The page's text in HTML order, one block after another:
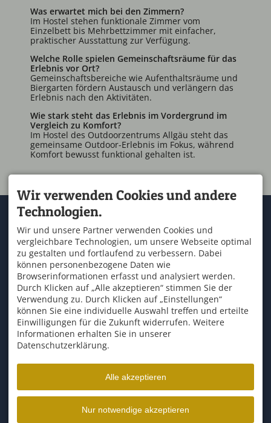
Was erwartet mich bei den Zimmern?
Im Hostel stehen funktionale Zimmer vom
Einzelbett bis Mehrbettzimmer mit einfacher,
praktischer Ausstattung zur Verfügung.
Welche Rolle spielen Gemeinschaftsräume für das
Erlebnis vor Ort?
Gemeinschaftsbereiche wie Aufenthaltsräume und
Biergarten fördern Austausch und verlängern das
Erlebnis nach den Aktivitäten.
Wie stark steht das Erlebnis im Vordergrund im
Vergleich zu Komfort?
Im Hostel des Outdoorzentrums Allgäu steht das
gemeinsame Outdoor-Erlebnis im Fokus, während
Komfort bewusst funktional gehalten ist.
KONTAKT
ALLGÄU
An der Marienbrücke 2
87544 Blaichach
T. +49 8321 67 57 57
F. +49 8321 67 57 58
info@raftingzentrum.de
Kontakt & Anfahrt
Wetter
Schullandheim Allgäu
Newsletteranmeldung
Buchungsbedingungen
ÜBER UNS
Tripadvisor
ÖFFNUNGSZEITEN
Mo - So 13:00-17:00 und
09:00-12:00
Facebook Instagram YouTube
Wir verwenden Cookies und andere
Technologien.
Wir und unsere Partner verwenden Cookies und
vergleichbare Technologien, um unsere Webseite optimal
zu gestalten und fortlaufend zu verbessern. Dabei
können personenbezogene Daten wie
Browserinformationen erfasst und analysiert werden.
Durch Klicken auf „Alle akzeptieren“ stimmen Sie der
Verwendung zu. Durch Klicken auf „Einstellungen“
können Sie eine individuelle Auswahl treffen und erteilte
Einwilligungen für die Zukunft widerrufen. Weitere
Informationen erhalten Sie in unserer
Datenschutzerklärung.
Alle akzeptieren
Nur notwendige akzeptieren